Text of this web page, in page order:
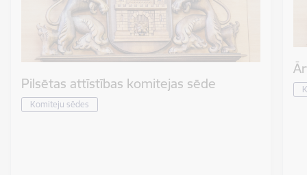
Pilsētas attīstības komitejas sēde
Komiteju sēdes